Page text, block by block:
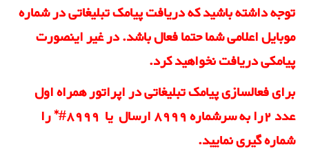
توجه داشته باشید که دریافت پیامک تبلیغاتی در شماره
موبایل اعلامی شما حتما فعال باشد. در غیر اینصورت
پیامکی دریافت نخواهید کرد.
برای فعالسازی پیامک تبلیغاتی در اپراتور همراه اول
عدد 2را به سرشماره 8999 ارسال یا
#8999* را
شماره گیری نمایید.